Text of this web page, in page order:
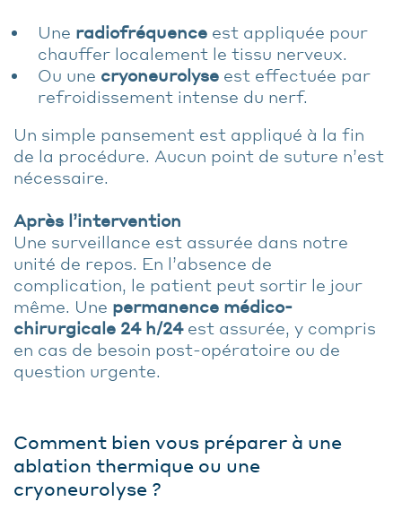
Une radiofréquence est appliquée pour
chauffer localement le tissu nerveux.
Ou une cryoneurolyse est effectuée par
refroidissement intense du nerf.
Un simple pansement est appliqué à la fin
de la procédure. Aucun point de suture n’est
nécessaire.
Après l’intervention
Une surveillance est assurée dans notre
unité de repos. En l’absence de
complication, le patient peut sortir le jour
même. Une permanence médico-
chirurgicale 24 h/24est assurée, y compris
en cas de besoin post-opératoire ou de
question urgente.
Comment bien vous préparer à une
ablation thermique ou une
cryoneurolyse ?